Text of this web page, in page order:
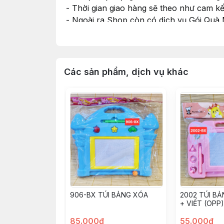
- Thời gian giao hàng sẽ theo như cam
- Ngoài ra Shop còn có dịch vụ Gói
Các sản phẩm, dịch vụ khác
906-BX TÚI BẢNG XÓA
85.000đ
2002 TÚI
+ VIẾT (OPP)
55.000đ